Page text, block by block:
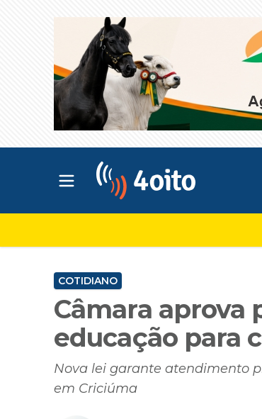
Abrir menu principal
COTIDIANO
Câmara aprova
educação para
Nova lei garante atendimento
em Criciúma